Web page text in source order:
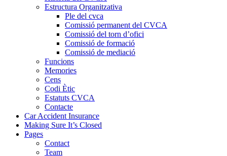
Estructura Organitzativa
Ple del cvca
Comissió permanent del CVCA
Comissió del torn d’ofici
Comissió de formació
Comissió de mediació
Funcions
Memories
Cens
Codi Ètic
Estatuts CVCA
Contacte
Car Accident Insurance
Making Sure It’s Closed
Pages
Contact
Team